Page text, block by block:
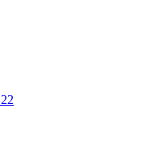
22